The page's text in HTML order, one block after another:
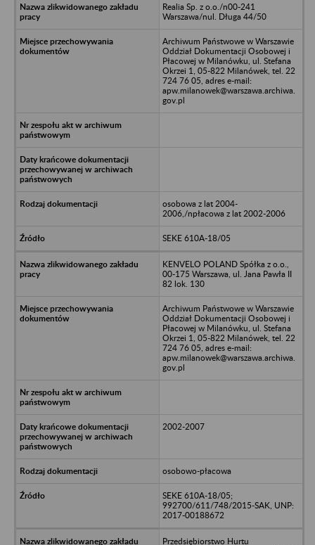
Realia Sp. z o.o./n00-241
Warszawa/nul. Długa 44/50
Archiwum Państwowe w Warszawie
Oddział Dokumentacji Osobowej i
Płacowej w Milanówku, ul. Stefana
Okrzei 1, 05-822 Milanówek, tel. 22
724 76 05, adres e-mail:
apw.milanowek@warszawa.archiwa.
gov.pl
osobowa z lat 2004-
2006,/npłacowa z lat 2002-2006
SEKE 610A-18/05
KENVELO POLAND Spółka z o.o.,
00-175 Warszawa, ul. Jana Pawła II
82 lok. 130
Archiwum Państwowe w Warszawie
Oddział Dokumentacji Osobowej i
Płacowej w Milanówku, ul. Stefana
Okrzei 1, 05-822 Milanówek, tel. 22
724 76 05, adres e-mail:
apw.milanowek@warszawa.archiwa.
gov.pl
2002-2007
osobowo-płacowa
SEKE 610A-18/05;
992700/611/748/2015-SAK, UNP:
2017-00188672
Przedsiębiorstwo Hurtu